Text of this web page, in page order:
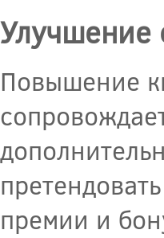
Улучшение
Повышение
премии и